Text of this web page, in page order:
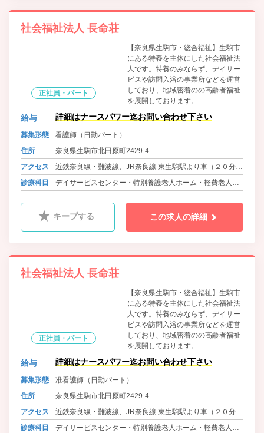
社会福祉法人 長命荘
正社員・パート
【奈良県生駒市・総合福祉】生駒市
にある特養を主体にした社会福祉法
人です。特養のみならず、デイサー
ビスや訪問入浴の事業所などを運営
しており、地域密着のの高齢者福祉
を展開しております。
給与 詳細はナースパワー迄お問い合わせ下さい
募集形態
看護師（日勤パート）
住所
奈良県生駒市北田原町2429-4
アクセス
近鉄奈良線・難波線、JR奈良線 東生駒駅より車（２０分）
大阪メトロ中央線・近鉄けいはんな線 白庭台駅よりバス
診療科目
デイサービスセンター・特別養護老人ホーム・軽費老人ホ
キープする この求人の詳細
社会福祉法人 長命荘
正社員・パート
【奈良県生駒市・総合福祉】生駒市
にある特養を主体にした社会福祉法
人です。特養のみならず、デイサー
ビスや訪問入浴の事業所などを運営
しており、地域密着のの高齢者福祉
を展開しております。
給与 詳細はナースパワー迄お問い合わせ下さい
募集形態
准看護師（日勤パート）
住所
奈良県生駒市北田原町2429-4
アクセス
近鉄奈良線・難波線、JR奈良線 東生駒駅より車（２０分）
大阪メトロ中央線・近鉄けいはんな線 白庭台駅よりバス
診療科目
デイサービスセンター・特別養護老人ホーム・軽費老人ホ